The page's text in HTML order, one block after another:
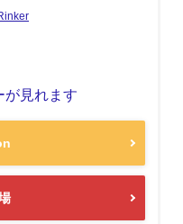
が見れます